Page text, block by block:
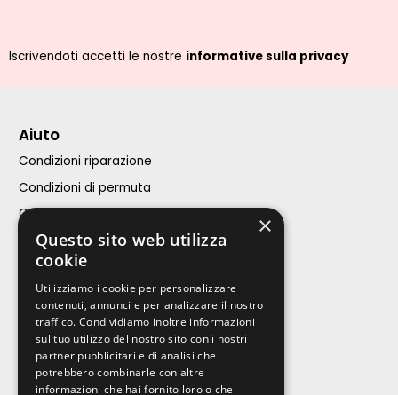
Iscrivendoti accetti le nostre informative sulla privacy
Aiuto
Condizioni riparazione
Condizioni di permuta
Condizioni di vendita
Assistenza Clienti
iPhone
Calcola riparazione
Acquista
Contatti
×
Questo sito web utilizza
cookie
Utilizziamo i cookie per personalizzare
contenuti, annunci e per analizzare il nostro
traffico. Condividiamo inoltre informazioni
sul tuo utilizzo del nostro sito con i nostri
partner pubblicitari e di analisi che
potrebbero combinarle con altre
informazioni che hai fornito loro o che